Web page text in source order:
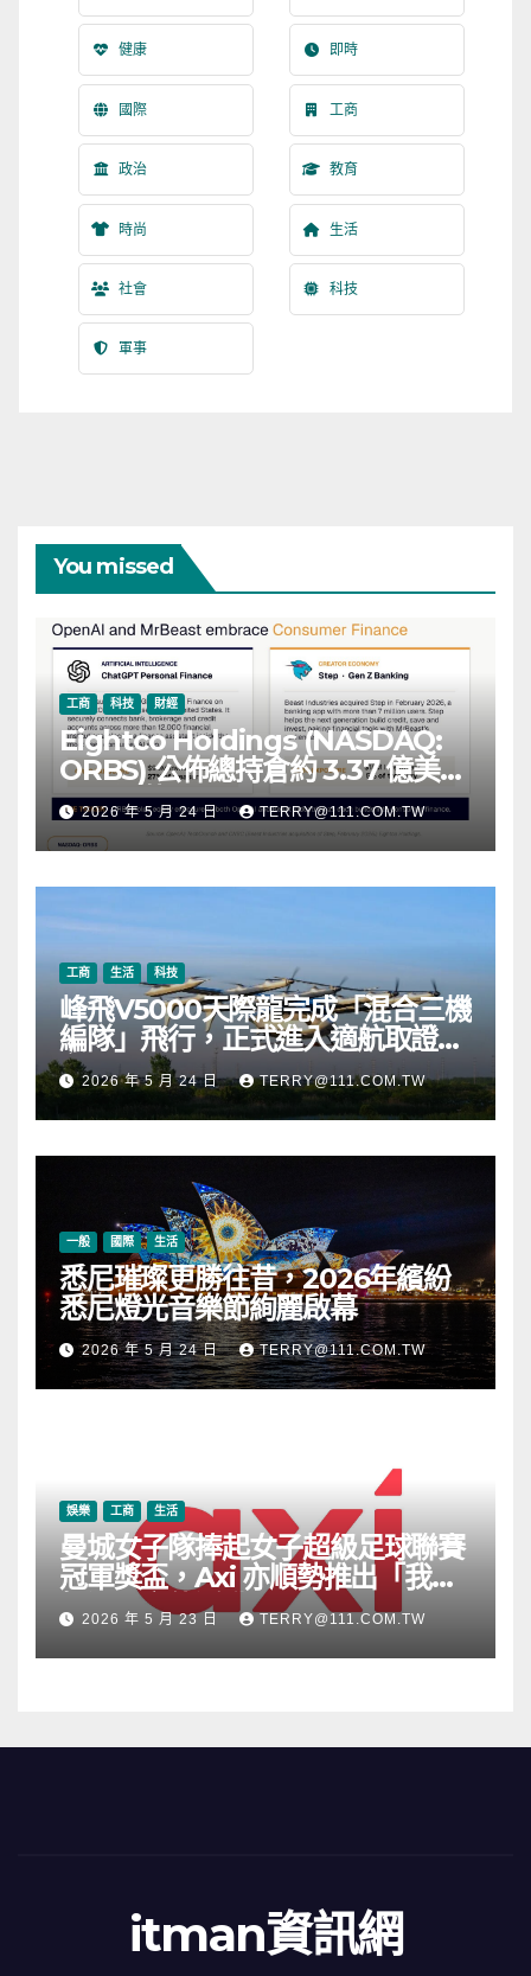
健康 即時
國際 工商
政治 教育
時尚 生活
社會 科技
軍事
You missed
工商 科技 財經
Eightco Holdings (NASDAQ:
ORBS) 公佈總持倉約 3.37 億美
元，涵蓋 OpenAI、Beast
Industries、超過 11,000 枚以太
幣 (ETH) 及逾 2.83 億枚 WLD 代
幣
2026 年 5 月 24 日 TERRY@111.COM.TW
工商 生活 科技
峰飛V5000天際龍完成「混合三機
編隊」飛行，正式進入適航取證階
段2026 年 5 月 24 日 TERRY@111.COM.TW
一般 國際 生活
悉尼璀璨更勝往昔，2026年繽紛
悉尼燈光音樂節絢麗啟幕
2026 年 5 月 24 日 TERRY@111.COM.TW
娛樂 工商 生活
曼城女子隊捧起女子超級足球聯賽
冠軍獎盃，Axi 亦順勢推出「我的
根源」宣傳活動
2026 年 5 月 23 日 TERRY@111.COM.TW
itman資訊網